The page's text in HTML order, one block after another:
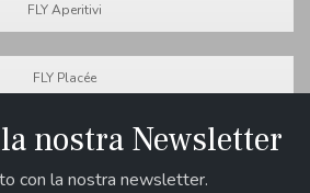
FLY Aperitivi
FLY Placée
nostra Newsletter
con la nostra newsletter.